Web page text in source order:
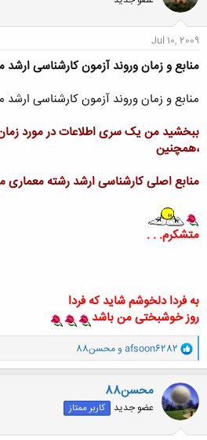
ا
Jul 10, 2009
منابع و زمان وروند آزمون کارشناسی ارشد
منابع و زمان وروند آزمون کارشناسی ارشد
ببخشید من یک سری اطلاعات در مورد
،همچنین
منابع اصلی کارشناسی ارشد رشته معماری
متشکرم. . .
به فردا دلخوشم شاید که فردا
روز خوشبختی من باشد
و
ا
ک
ن
ش
ه
ا
afsoon6282 ومحسن88
محسن88
عضو جدید کاربر ممتاز